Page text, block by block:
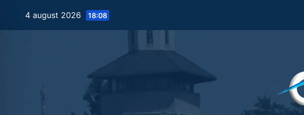
4 august 2026 18:08